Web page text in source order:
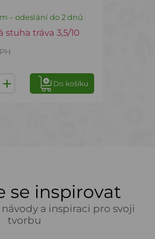
– odeslání do 2 dnů
stuha tráva 3,5/10
Do košíku
se inspirovat
a inspiraci pro svoji
tvorbu